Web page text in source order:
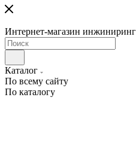
Интернет-магазин
Каталог
По всему сайту
По каталогу